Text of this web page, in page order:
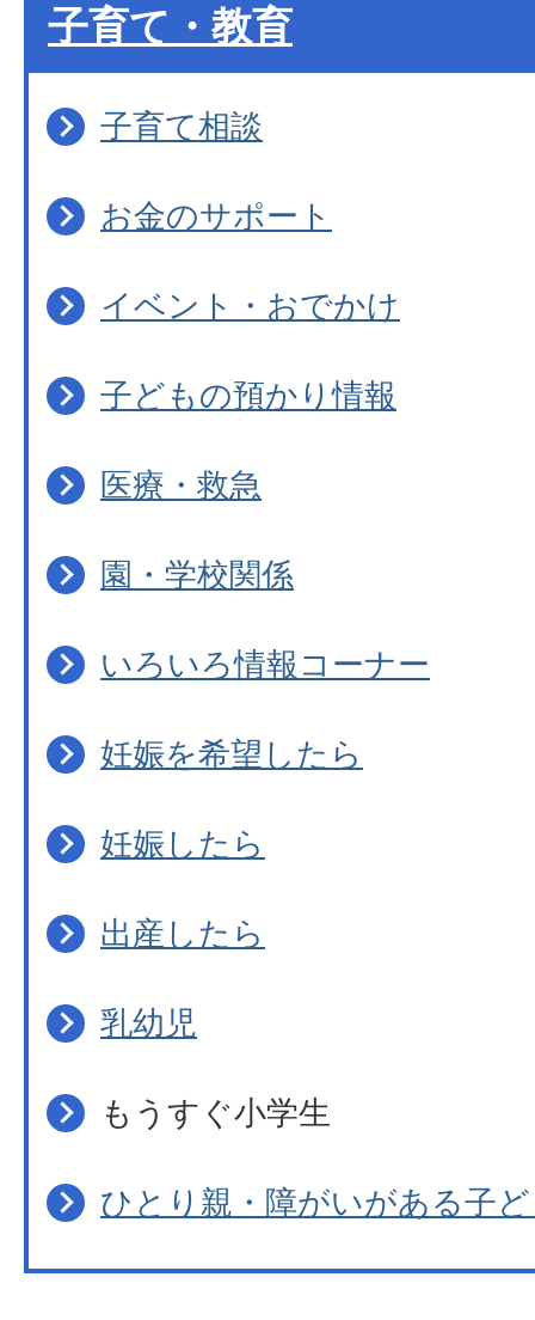
子育て・教育
子育て相談
お金のサポート
イベント・おでかけ
子どもの預かり情報
医療・救急
園・学校関係
いろいろ情報コーナー
妊娠を希望したら
妊娠したら
出産したら
乳幼児
もうすぐ小学生
ひとり親・障がいがある子